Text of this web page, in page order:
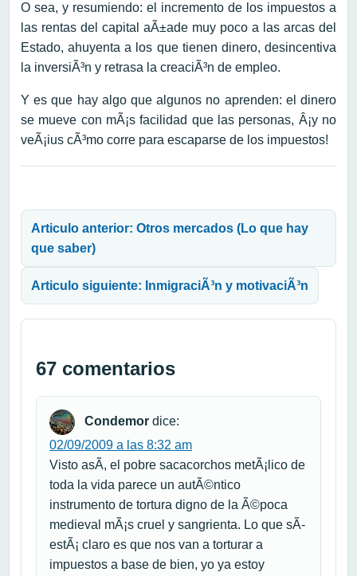
O sea, y resumiendo: el incremento de los impuestos a
las rentas del capital aÃ±ade muy poco a las arcas del
Estado, ahuyenta a los que tienen dinero, desincentiva
la inversiÃ³n y retrasa la creaciÃ³n de empleo.
Y es que hay algo que algunos no aprenden: el dinero
se mueve con mÃ¡s facilidad que las personas, Â¡y no
veÃ¡ius cÃ³mo corre para escaparse de los impuestos!
Articulo anterior: Otros mercados (Lo que hay
que saber)
Articulo siguiente: InmigraciÃ³n y motivaciÃ³n
67 comentarios
Condemor dice:
02/09/2009 a las 8:32 am
Visto asÃ­, el pobre sacacorchos metÃ¡lico de
toda la vida parece un autÃ©ntico
instrumento de tortura digno de la Ã©poca
medieval mÃ¡s cruel y sangrienta. Lo que sÃ­
estÃ¡ claro es que nos van a torturar a
impuestos a base de bien, yo ya estoy